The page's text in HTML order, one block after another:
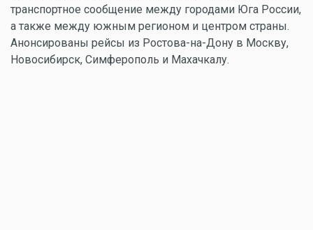
транспортное сообщение между городами Юга России,
а также между южным регионом и центром страны.
Анонсированы рейсы из Ростова-на-Дону в Москву,
Новосибирск, Симферополь и Махачкалу.